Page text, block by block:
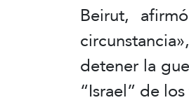
Beirut,
detener la
“Israel” de